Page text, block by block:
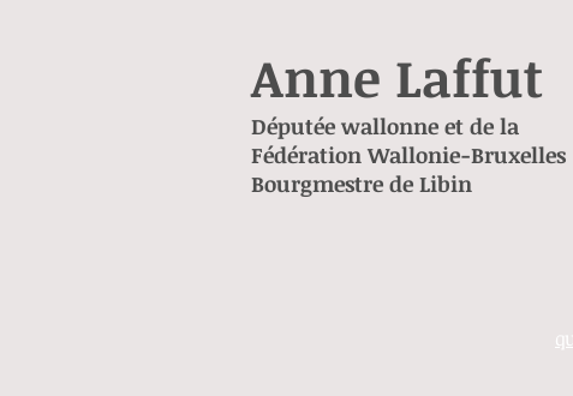
Anne Laffut
Députée wallonne et de la
Fédération Wallonie-Bruxelles
Bourgmestre de Libin